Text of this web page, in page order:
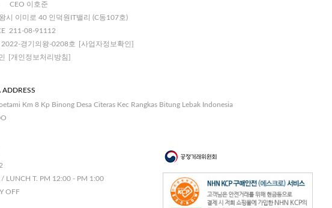
CEO 이호준
시 이미로 40 인덕원IT밸리 (C동107호)
211-08-91112
경기의왕-0208호
[사업자정보확인]
[개인정보처리방침]
Km 8 Kp Binong Desa Citeras Kec Rangkas Bitung Lebak Indonesia
LUNCH T. PM 12:00 - PM 1:00
OFF